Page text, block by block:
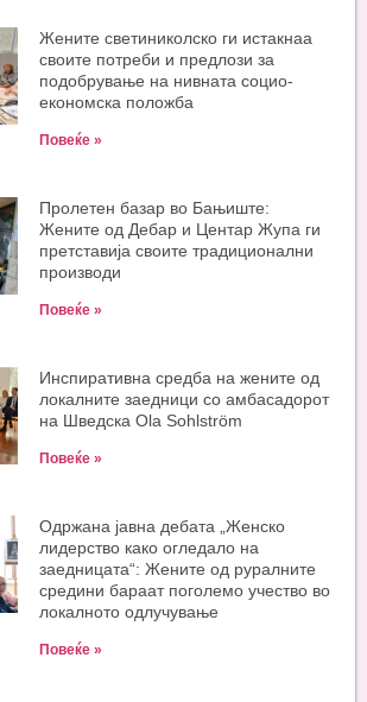
Жените светиниколско ги истакнаа
своите потреби и предлози за
подобрување на нивната социо-
економска положба
Повеќе »
Пролетен базар во Бањиште:
Жените од Дебар и Центар Жупа ги
претставија своите традиционални
производи
Повеќе »
Инспиративна средба на жените од
локалните заедници со амбасадорот
на Шведска Ola Sohlström
Повеќе »
Одржана јавна дебата „Женско
лидерство како огледало на
заедницата“: Жените од руралните
средини бараат поголемо учество во
локалното одлучување
Повеќе »